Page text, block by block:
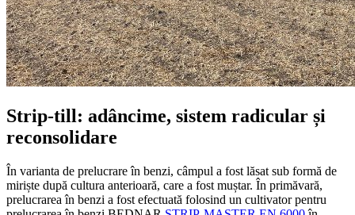
Strip-till: adâncime, sistem radicular și
reconsolidare
În varianta de prelucrare în benzi, câmpul a fost lăsat sub formă de
miriște după cultura anterioară, care a fost muștar. În primăvară,
prelucrarea în benzi a fost efectuată folosind un cultivator pentru